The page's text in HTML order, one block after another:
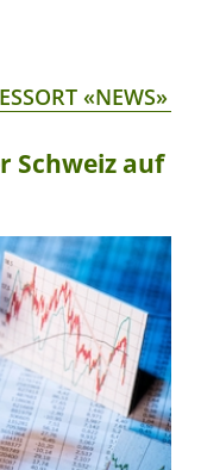
«NEWS»
Schweiz auf